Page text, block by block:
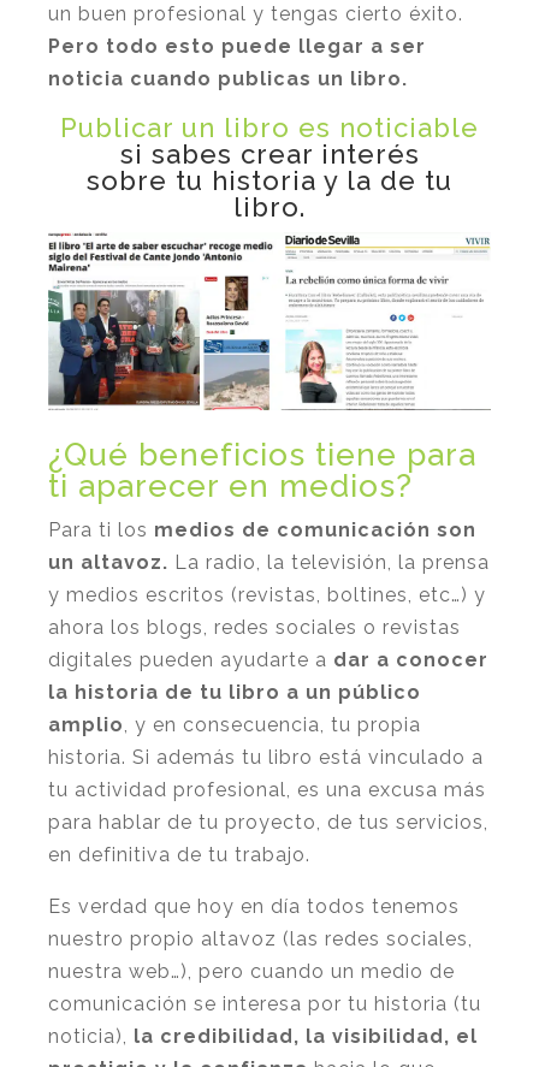
un buen profesional y tengas cierto éxito.
Pero todo esto puede llegar a ser
noticia cuando publicas un libro.
Publicar un libro es noticiable
si sabes crear interés
sobre tu historia y la de tu
libro.
¿Qué beneficios tiene para
ti aparecer en medios?
Para ti los medios de comunicación son
un altavoz. La radio, la televisión, la prensa
y medios escritos (revistas, boltines, etc…) y
ahora los blogs, redes sociales o revistas
digitales pueden ayudarte a dar a conocer
la historia de tu libro a un público
amplio, y en consecuencia, tu propia
historia. Si además tu libro está vinculado a
tu actividad profesional, es una excusa más
para hablar de tu proyecto, de tus servicios,
en definitiva de tu trabajo.
Es verdad que hoy en día todos tenemos
nuestro propio altavoz (las redes sociales,
nuestra web…), pero cuando un medio de
comunicación se interesa por tu historia (tu
noticia), la credibilidad, la visibilidad, el